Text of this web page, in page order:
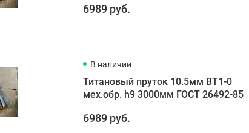
6989 руб.
В наличии
Титановый пруток 10.5мм ВТ1-0
мех.обр. h9 3000мм ГОСТ 26492-85
6989 руб.